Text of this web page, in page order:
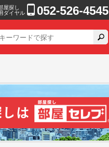
屋探し
ダイヤル
052-526-4545